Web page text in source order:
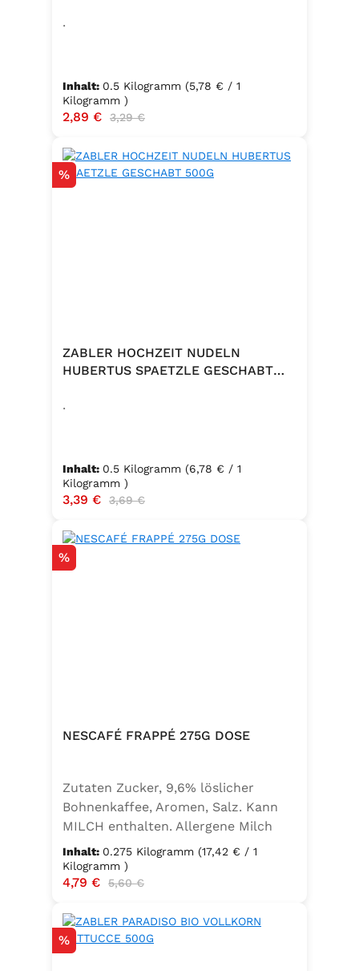
.
Inhalt: 0.5 Kilogramm (5,78 € / 1
Kilogramm )
Verkaufspreis:
2,89 € Regulärer Preis:
3,29 €
Rabatt
%
ZABLER HOCHZEIT NUDELN
HUBERTUS SPAETZLE GESCHABT
.
Inhalt: 0.5 Kilogramm (6,78 € / 1
Kilogramm )
Verkaufspreis:
3,39 € Regulärer Preis:
3,69 €
Rabatt
%
NESCAFÉ FRAPPÉ 275G DOSE
Zutaten Zucker, 9,6% löslicher
Bohnenkaffee, Aromen, Salz. Kann
MILCH enthalten. Allergene Milch
und daraus gewonnene Erzeugnisse
Inhalt: 0.275 Kilogramm (17,42 € / 1
Kilogramm )
Verkaufspreis:
4,79 € Regulärer Preis:
5,60 €
Rabatt
%